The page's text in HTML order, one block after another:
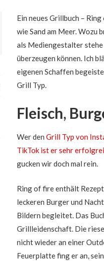
Ein neues Grillbuch –
wie Sand am Meer. Wozu
als Mediengestalter
überzeugen können. Ich
eigenen Schaffen
Grill Typ.
Fleisch,
Wer denGrill Typ von
TikTok ist er sehr
gucken wir doch mal rein.
Ring of fire enthält
leckeren Burger und
Bildern begleitet. Das
Grillleidenschaft. Die
nicht wieder an einer
Feuerplatte fing er an,